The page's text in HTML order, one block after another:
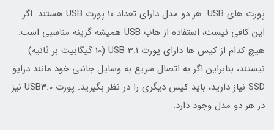
پورت های USB: هر دو مدل دارای تعداد 10 پورت USB هستند. اگر
این کافی نیست، استفاده از هاب USB همیشه گزینه مناسبی است.
هیچ کدام از کیس ها دارای پورت USB 3.1 (10 گیگابیت بر ثانیه)
نیستند، بنابراین اگر به اتصال سریع به وسایل جانبی خود مانند درایو
SSD نیاز دارید، باید کیس دیگری را در نظر بگیرید. پورت USB3.0 نیز
در هر دو مدل وجود دارد.